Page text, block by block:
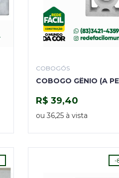
COBOGÓS
COBOGO GÊNIO (A
R$ 39,40
ou 36,25 à vistaCOMPRAR
-